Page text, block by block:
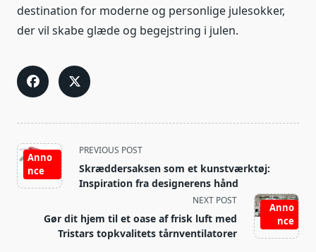
destination for moderne og personlige julesokker,
der vil skabe glæde og begejstring i julen.
<span
class="nav-
subtitle
reader-
text">Page</span>
Anno
nce
PREVIOUS POST
Skræddersaksen som et kunstværktøj:
Inspiration fra designerens hånd
Anno
nce
NEXT POST
Gør dit hjem til et oase af frisk luft med
Tristars topkvalitets tårnventilatorer